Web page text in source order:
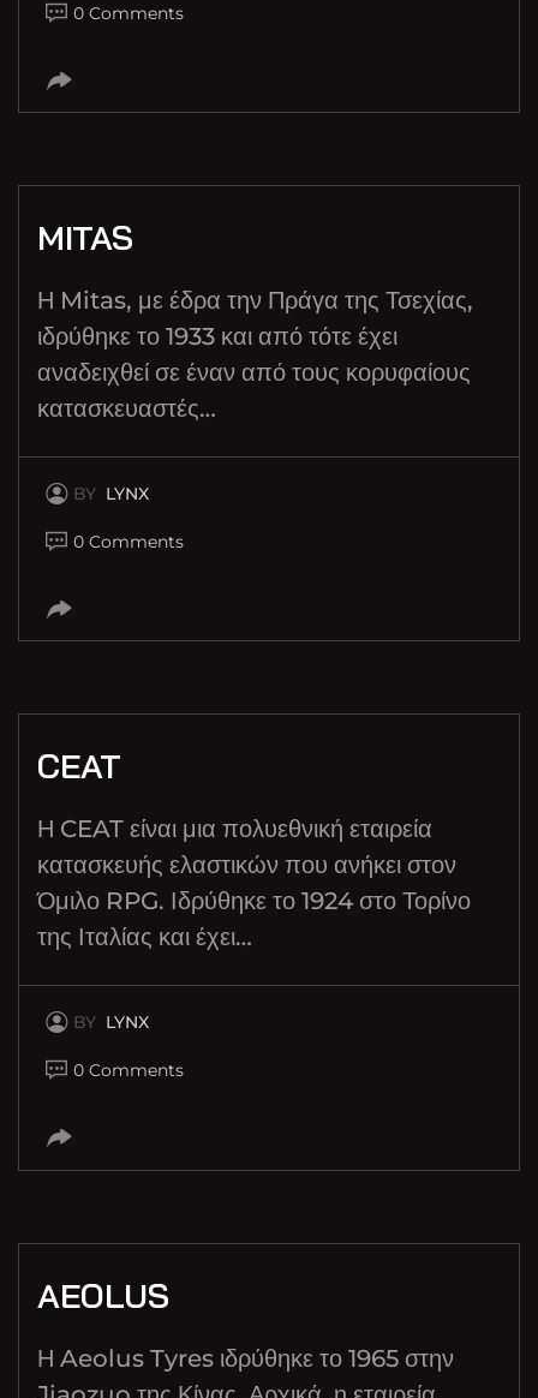
0 Comments
MITAS
Η Mitas, με έδρα την Πράγα της Τσεχίας,
ιδρύθηκε το 1933 και από τότε έχει
αναδειχθεί σε έναν από τους κορυφαίους
κατασκευαστές…
BY LYNX
0 Comments
CEAT
Η CEAT είναι μια πολυεθνική εταιρεία
κατασκευής ελαστικών που ανήκει στον
Όμιλο RPG. Ιδρύθηκε το 1924 στο Τορίνο
της Ιταλίας και έχει…
BY LYNX
0 Comments
AEOLUS
Η Aeolus Tyres ιδρύθηκε το 1965 στην